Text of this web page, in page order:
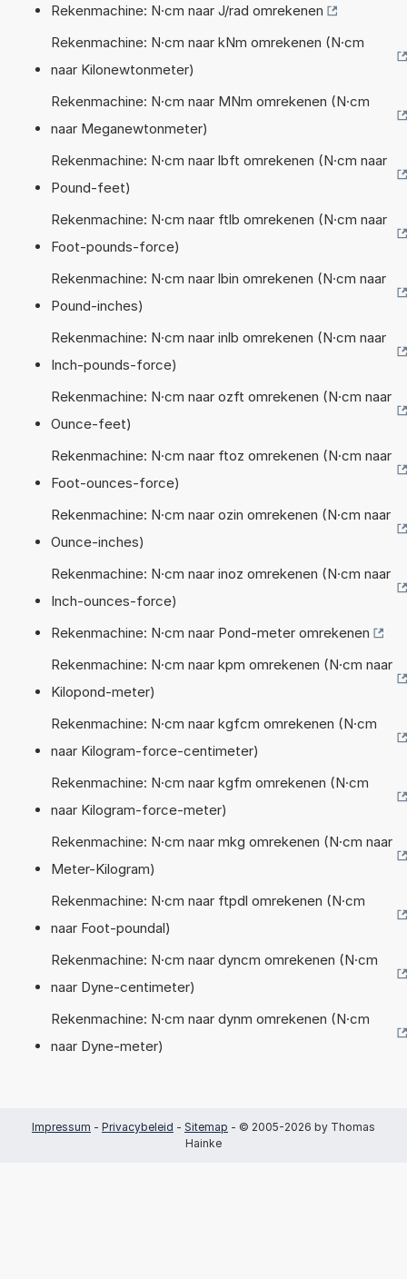
Rekenmachine: N·cm naar J/rad omrekenen
Rekenmachine: N·cm naar kNm omrekenen (N·cm
naar Kilonewtonmeter)
Rekenmachine: N·cm naar MNm omrekenen (N·cm
naar Meganewtonmeter)
Rekenmachine: N·cm naar lbft omrekenen (N·cm naar
Pound-feet)
Rekenmachine: N·cm naar ftlb omrekenen (N·cm naar
Foot-pounds-force)
Rekenmachine: N·cm naar lbin omrekenen (N·cm naar
Pound-inches)
Rekenmachine: N·cm naar inlb omrekenen (N·cm naar
Inch-pounds-force)
Rekenmachine: N·cm naar ozft omrekenen (N·cm naar
Ounce-feet)
Rekenmachine: N·cm naar ftoz omrekenen (N·cm naar
Foot-ounces-force)
Rekenmachine: N·cm naar ozin omrekenen (N·cm naar
Ounce-inches)
Rekenmachine: N·cm naar inoz omrekenen (N·cm naar
Inch-ounces-force)
Rekenmachine: N·cm naar Pond-meter omrekenen
Rekenmachine: N·cm naar kpm omrekenen (N·cm naar
Kilopond-meter)
Rekenmachine: N·cm naar kgfcm omrekenen (N·cm
naar Kilogram-force-centimeter)
Rekenmachine: N·cm naar kgfm omrekenen (N·cm
naar Kilogram-force-meter)
Rekenmachine: N·cm naar mkg omrekenen (N·cm naar
Meter-Kilogram)
Rekenmachine: N·cm naar ftpdl omrekenen (N·cm
naar Foot-poundal)
Rekenmachine: N·cm naar dyncm omrekenen (N·cm
naar Dyne-centimeter)
Rekenmachine: N·cm naar dynm omrekenen (N·cm
naar Dyne-meter)
Impressum - Privacybeleid - Sitemap - © 2005-2026 by Thomas
Hainke